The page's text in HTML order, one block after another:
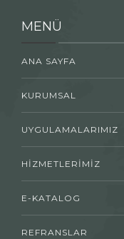
MENÜ
ANA SAYFA
KURUMSAL
UYGULAMALARIMIZ
HİZMETLERİMİZ
E-KATALOG
REFRANSLAR